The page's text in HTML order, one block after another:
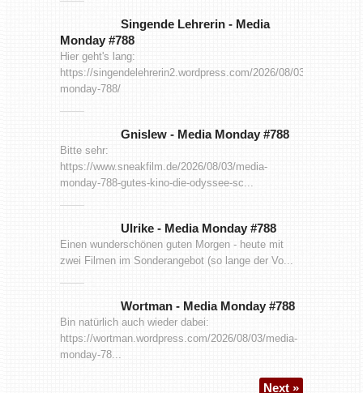
Singende Lehrerin - Media
Monday #788
Hier geht's lang:
https://singendelehrerin2.wordpress.com/2026/08/03/media-
monday-788/
Gnislew - Media Monday #788
Bitte sehr:
https://www.sneakfilm.de/2026/08/03/media-
monday-788-gutes-kino-die-odyssee-sc...
Ulrike - Media Monday #788
Einen wunderschönen guten Morgen - heute mit
zwei Filmen im Sonderangebot (so lange der Vo...
Wortman - Media Monday #788
Bin natürlich auch wieder dabei:
https://wortman.wordpress.com/2026/08/03/media-
monday-78...
Next »